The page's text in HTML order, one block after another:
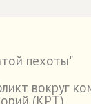
пехоты"
вокруг
(КРТ)